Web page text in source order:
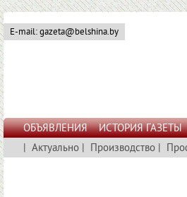
E-mail: gazeta@belshina.by
ОБЪЯВЛЕНИЯ ИСТОРИЯ ГАЗЕТЫ
| Актуально | Производство |